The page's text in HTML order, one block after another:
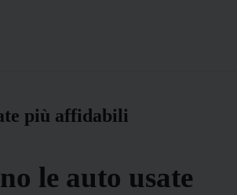
più affidabili
le auto usate